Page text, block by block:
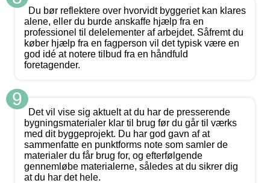
Du bør reflektere over hvorvidt byggeriet kan klares
alene, eller du burde anskaffe hjælp fra en
professionel til delelementer af arbejdet. Såfremt du
køber hjælp fra en fagperson vil det typisk være en
god idé at notere tilbud fra en håndfuld
foretagender.
9
Det vil vise sig aktuelt at du har de presserende
bygningsmaterialer klar til brug før du går til værks
med dit byggeprojekt. Du har god gavn af at
sammenfatte en punktforms note som samler de
materialer du får brug for, og efterfølgende
gennemløbe materialerne, således at du sikrer dig
at du har det hele.